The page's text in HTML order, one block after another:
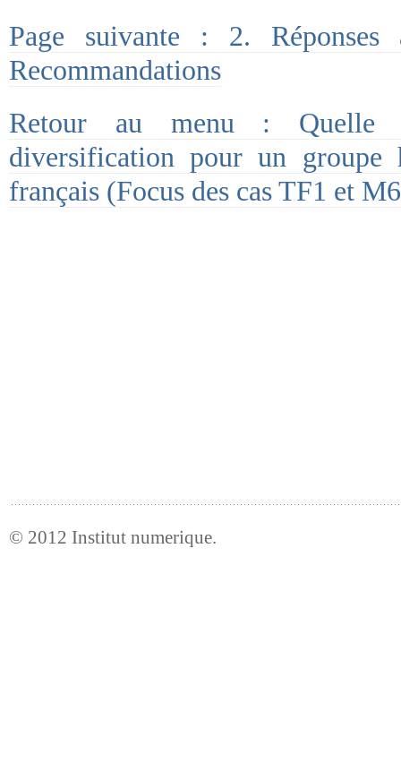
Page suivante : 2.
Recommandations
Retour au menu : Quelle
diversification pour un groupe
français (Focus des cas TF1 et
© 2012 Institut numerique.